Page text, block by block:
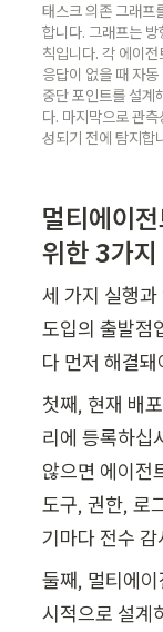
태스크 의존 그래프
합니다. 그래프는
칙입니다. 각 에이
응답이 없을 때 자
중단 포인트를 설계
다. 마지막으로 관
성되기 전에 탐지합
멀티에이
위한 3가
세 가지 실행
도입의 출발점
다 먼저 해결
첫째, 현재 배
리에 등록하십
않으면 에이전
도구, 권한, 로
기마다 전수
둘째, 멀티에
시적으로 설계